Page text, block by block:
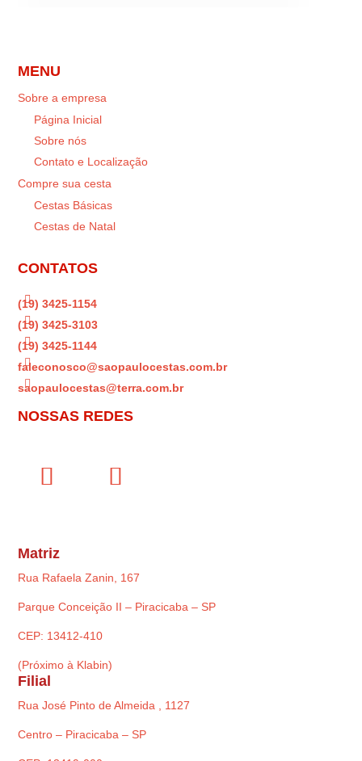
MENU
Sobre a empresa
Página Inicial
Sobre nós
Contato e Localização
Compre sua cesta
Cestas Básicas
Cestas de Natal
CONTATOS

(19) 3425-1154

(19) 3425-3103

(19) 3425-1144

faleconosco@saopaulocestas.com.br

saopaulocestas@terra.com.br
NOSSAS REDES
Matriz
Rua Rafaela Zanin, 167
Parque Conceição II – Piracicaba – SP
CEP: 13412-410
(Próximo à Klabin)
Filial
Rua José Pinto de Almeida , 1127
Centro – Piracicaba – SP